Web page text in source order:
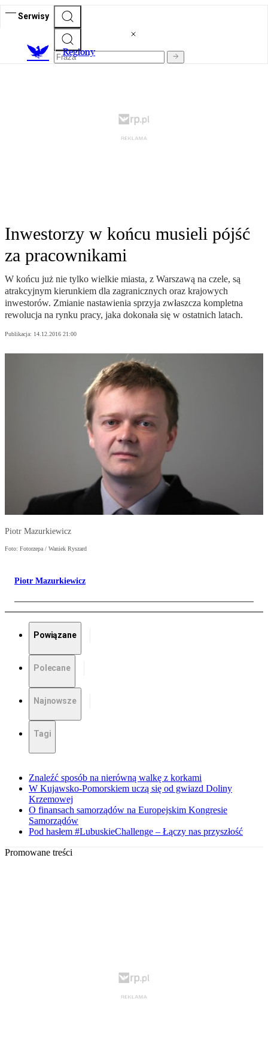
Serwisy
Regiony
Inwestorzy w końcu musieli pójść
za pracownikami
W końcu już nie tylko wielkie miasta, z Warszawą na czele, są
atrakcyjnym kierunkiem dla zagranicznych oraz krajowych
inwestorów. Zmianie nastawienia sprzyja zwłaszcza kompletna
rewolucja na rynku pracy, jaka dokonała się w ostatnich latach.
Publikacja: 14.12.2016 21:00
Piotr Mazurkiewicz
Foto: Fotorzepa / Waniek Ryszard
Piotr Mazurkiewicz
Powiązane
Polecane
Najnowsze
Tagi
Znaleźć sposób na nierówną walkę z korkami
W Kujawsko-Pomorskiem uczą się od gwiazd Doliny
Krzemowej
O finansach samorządów na Europejskim Kongresie
Samorządów
Pod hasłem #LubuskieChallenge – Łączy nas przyszłość
Promowane treści